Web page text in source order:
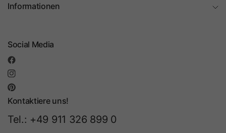
Informationen
Social Media
Kontaktiere uns!
Tel.: +49 911 326 899 0